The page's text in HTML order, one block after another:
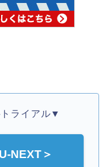
ライアル▼
NEXT＞